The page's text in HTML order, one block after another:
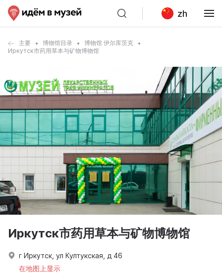
zh
主要 博物馆目录
博物馆 伊尔库茨克
Иркутск市药用草本与矿物博物馆
Иркутск市药用草本与矿物博物馆
г Иркутск, ул Култукская, д 46
在地图上显示